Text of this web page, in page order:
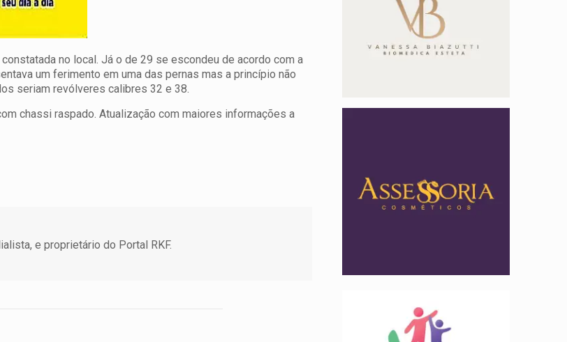
no local. Já o de 29 se escondeu de acordo com a
um ferimento em uma das pernas mas a princípio não
seriam revólveres calibres 32 e 38.
chassi raspado. Atualização com maiores informações a
e proprietário do Portal RKF.